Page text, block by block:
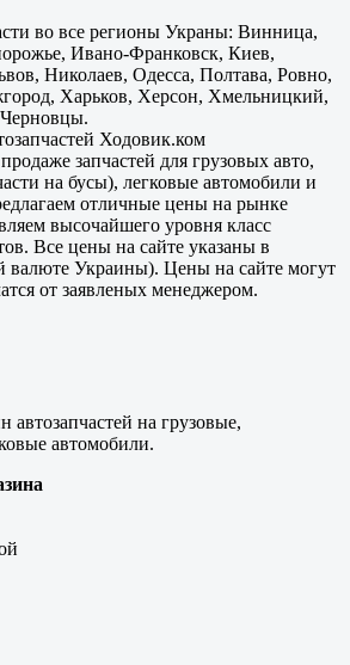
во все регионы Украны: Винница,
Ивано-Франковск, Киев,
Николаев, Одесса, Полтава, Ровно,
Харьков, Херсон, Хмельницкий,
Ходовик.ком
запчастей для грузовых авто,
на бусы), легковые автомобили и
отличные цены на рынке
высочайшего уровня класс
Все цены на сайте указаны в
валюте Украины). Цены на сайте могут
от заявленых менеджером.
автозапчастей на грузовые,
автомобили.